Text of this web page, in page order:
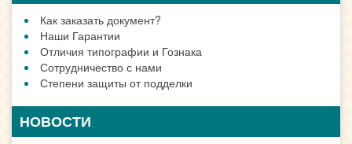
Как заказать документ?
Наши Гарантии
Отличия типографии и Гознака
Сотрудничество с нами
Степени защиты от подделки
НОВОСТИ